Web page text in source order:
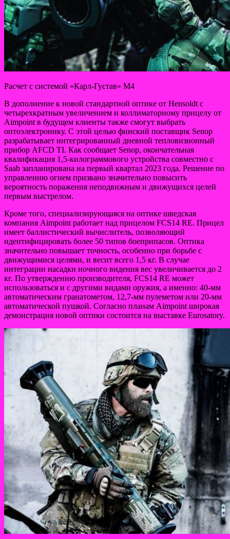
Расчет с системой «Карл-Густав» М4
В дополнение к новой стандартной оптике от Hensoldt с
четырехкратным увеличением и коллиматорному прицелу от
Aimpoint в будущем клиенты также смогут выбрать
оптоэлектронику. С этой целью финский поставщик Senop
разрабатывает интегрированный дневной тепловизионный
прибор AFCD TI. Как сообщает Senop, окончательная
квалификация 1,5-килограммового устройства совместно с
Saab запланирована на первый квартал 2023 года. Решение по
управлению огнем призвано значительно повысить
вероятность поражения неподвижным и движущихся целей
первым выстрелом.
Кроме того, специализирующаяся на оптике шведская
компания Aimpoint работает над прицелом FCS14 RE. Прицел
имеет баллистический вычислитель, позволяющий
идентифицировать более 50 типов боеприпасов. Оптика
значительно повышает точность, особенно при борьбе с
движущимися целями, и весит всего 1,5 кг. В случае
интеграции насадки ночного видения вес увеличивается до 2
кг. По утверждению производителя, FCS14 RE может
использоваться и с другими видами оружия, а именно: 40-мм
автоматическим гранатометом, 12,7-мм пулеметом или 20-мм
автоматической пушкой. Согласно планам Aimpoint широкая
демонстрация новой оптики состоится на выставке Eurosatory.